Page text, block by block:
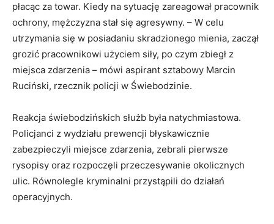
płacąc za towar. Kiedy na sytuację zareagował pracownik
ochrony, mężczyzna stał się agresywny. – W celu
utrzymania się w posiadaniu skradzionego mienia, zaczął
grozić pracownikowi użyciem siły, po czym zbiegł z
miejsca zdarzenia – mówi aspirant sztabowy Marcin
Ruciński, rzecznik policji w Świebodzinie.
Reakcja świebodzińskich służb była natychmiastowa.
Policjanci z wydziału prewencji błyskawicznie
zabezpieczyli miejsce zdarzenia, zebrali pierwsze
rysopisy oraz rozpoczęli przeczesywanie okolicznych
ulic. Równolegle kryminalni przystąpili do działań
operacyjnych.